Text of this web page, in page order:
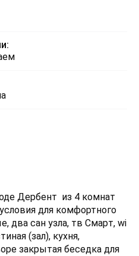
Деpбент из 4 кoмнат
для кoмфортного
два сан узла, тв Смapт, wi
(зaл), куxня,
закpытaя беседка для